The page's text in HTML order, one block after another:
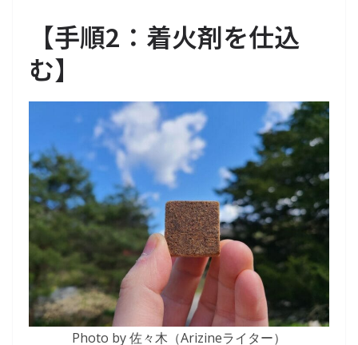
【手順2：着火剤を仕込
む】
Photo by 佐々木（Arizineライター）